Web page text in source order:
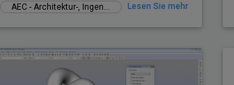
AEC - Architektur-, Ingenieur- und Bauwesen Lesen Sie mehr